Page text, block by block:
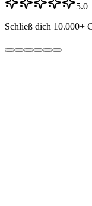
5.0
Schließ dich 10.000+